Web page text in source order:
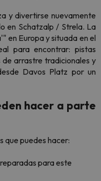
y divertirse nuevamente
en Schatzalp / Strela. La
en Europa y situada en el
para encontrar: pistas
arrastre tradicionales y
Davos Platz por un
hacer a parte
que puedes hacer:
para este